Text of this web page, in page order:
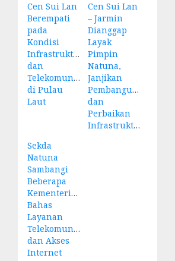
Cen Sui Lan
Berempati
pada
Kondisi
Infrastruktur
dan
Telekomunikasi
di Pulau
Laut
Cen Sui Lan
– Jarmin
Dianggap
Layak
Pimpin
Natuna,
Janjikan
Pembangunan
dan
Perbaikan
Infrastruktur
Sekda
Natuna
Sambangi
Beberapa
Kementerian
Bahas
Layanan
Telekomunikasi
dan Akses
Internet